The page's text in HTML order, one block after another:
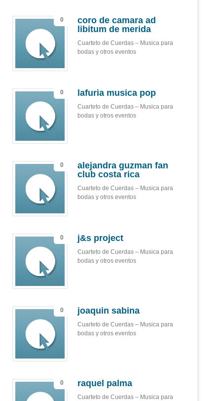
0
coro de camara ad
libitum de merida
Cuarteto de Cuerdas – Musica para
bodas y otros eventos
0 lafuria musica pop
Cuarteto de Cuerdas – Musica para
bodas y otros eventos
0
alejandra guzman fan
club costa rica
Cuarteto de Cuerdas – Musica para
bodas y otros eventos
0 j&s project
Cuarteto de Cuerdas – Musica para
bodas y otros eventos
0 joaquin sabina
Cuarteto de Cuerdas – Musica para
bodas y otros eventos
0 raquel palma
Cuarteto de Cuerdas – Musica para